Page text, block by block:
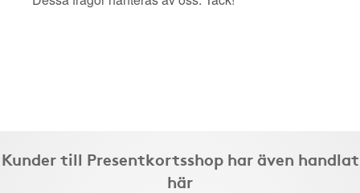
Kunder till Presentkortsshop har även handlat
här